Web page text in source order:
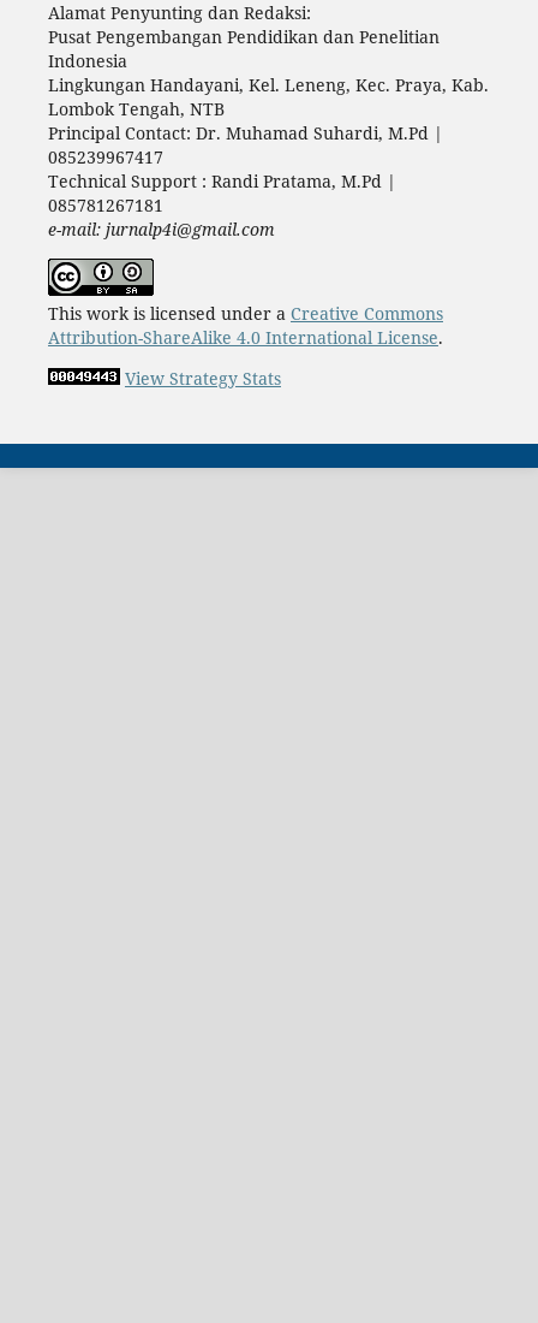
Alamat Penyunting dan Redaksi:
Pusat Pengembangan Pendidikan dan Penelitian
Indonesia
Lingkungan Handayani, Kel. Leneng, Kec. Praya, Kab.
Lombok Tengah, NTB
Principal Contact: Dr. Muhamad Suhardi, M.Pd |
085239967417
Technical Support : Randi Pratama, M.Pd |
085781267181
e-mail: jurnalp4i@gmail.com
This work is licensed under a Creative Commons
Attribution-ShareAlike 4.0 International License.
View Strategy Stats